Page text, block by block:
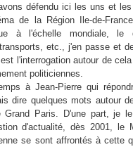
défendu ici les uns et
de la Région Ile-de-
à l'échelle mondiale, le
etc., j'en passe et
l'interrogation autour de
politiciennes.
à Jean-Pierre qui
dire quelques mots autour
Grand Paris. D'une part, je
d'actualité, dès 2001, le
se sont affrontés à cette